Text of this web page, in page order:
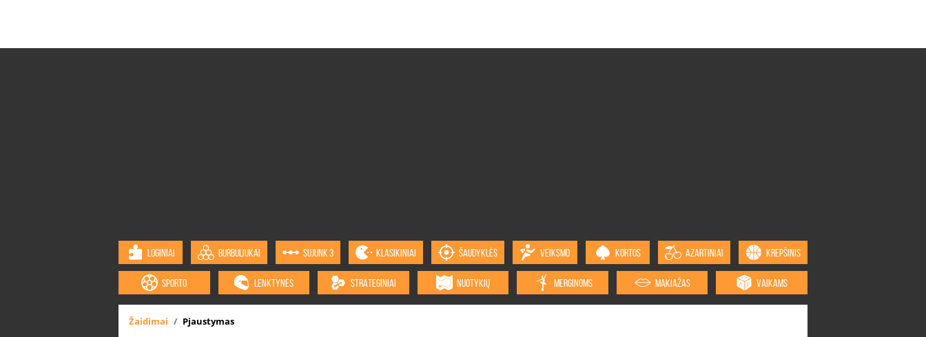
LOGINIAI BURBULIUKAI SUJUNK 3 KLASIKINIAI ŠAUDYKLĖS VEIKSMO KORTOS AZARTINIAI KREPŠINIS
SPORTO LENKTYNĖS STRATEGINIAI NUOTYKIŲ MERGINOMS MAKIAŽAS VAIKAMS
Žaidimai Pjaustymas